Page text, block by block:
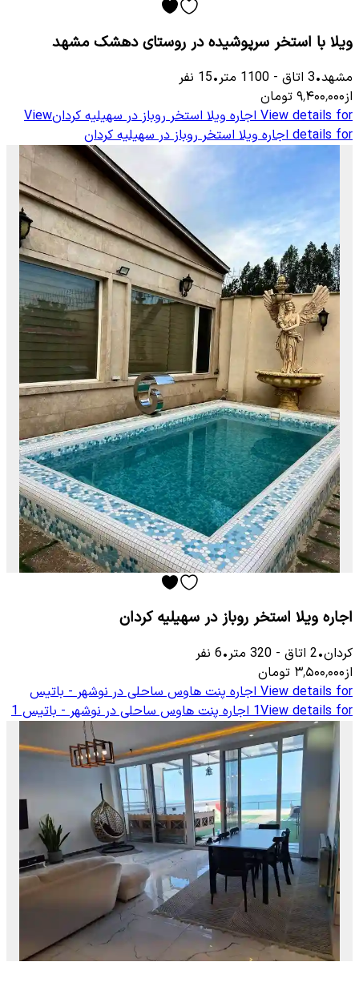
ویلا با استخر سرپوشیده در روستای دهشک مشهد
مشهد•
3 اتاق -
1100 متر•
15 نفر
از۹٬۴۰۰٬۰۰۰ تومان
View details for اجاره ویلا استخر روباز در سهیلیه کردانView
details for اجاره ویلا استخر روباز در سهیلیه کردان
اجاره ویلا استخر روباز در سهیلیه کردان
کردان•
2 اتاق -
320 متر•
6 نفر
از۳٬۵۰۰٬۰۰۰ تومان
View details for اجاره پنت هاوس ساحلی در نوشهر - باتیس
1View details for اجاره پنت هاوس ساحلی در نوشهر - باتیس 1